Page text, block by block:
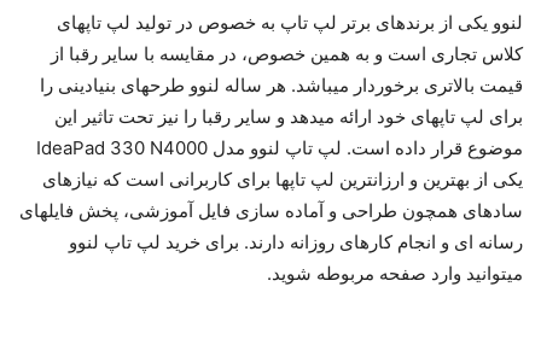
لنوو یکی از برندهای برتر لپ تاپ به خصوص در تولید لپ تاپ­های
کلاس تجاری است و به همین خصوص، در مقایسه با سایر رقبا از
قیمت بالاتری برخوردار می­باشد. هر ساله لنوو طرح­های بنیادینی را
برای لپ تاپ­های خود ارائه می­دهد و سایر رقبا را نیز تحت تاثیر این
موضوع قرار داده است. لپ تاپ لنوو مدل IdeaPad 330 N4000
یکی از بهترین و ارزان­ترین لپ تاپ­ها برای کاربرانی است که نیازهای
ساده­ای همچون طراحی و آماده سازی فایل آموزشی، پخش فایل­های
رسانه ­ای و انجام کارهای روزانه دارند. برای خرید لپ تاپ لنوو
میتوانید وارد صفحه مربوطه شوید.